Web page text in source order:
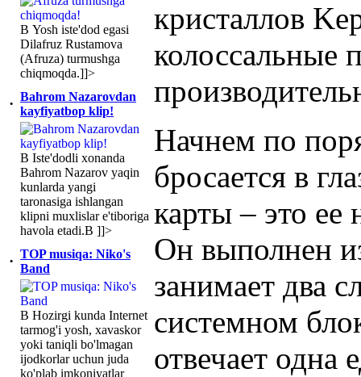
В Yosh iste'dod egasi
Dilafruz Rustamova
(Afruza) turmushga
chiqmoqda.]]>
· Bahrom Nazarovdan
kayfiyatbop klip!
В Iste'dodli xonanda
Bahrom Nazarov yaqin
kunlarda yangi
taronasiga ishlangan
klipni muxlislar e'tiboriga
havola etadi.В ]]>
· TOP musiqa: Niko's
Band
В Hozirgi kunda Internet
tarmog'i yosh, xavaskor
yoki taniqli bo'lmagan
ijodkorlar uchun juda
ko'plab imkoniyatlar
кристаллов
колоссальные
Начнем по
бросается в
карты – это ее
Он выполнен
занимает два
системном
отвечает одна